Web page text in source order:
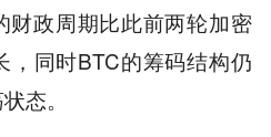
财政周期比此前两轮加密
，同时BTC的筹码结构仍
态。